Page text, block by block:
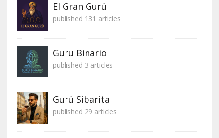
El Gran Gurú
published 131 articles
Guru Binario
published 3 articles
Gurú Sibarita
published 29 articles